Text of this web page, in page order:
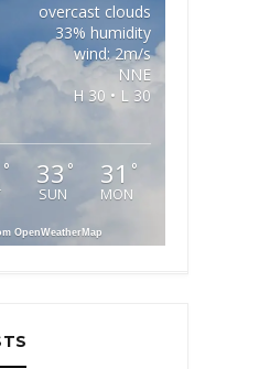
overcast clouds
33% humidity
wind: 2m/s
NNE
H 30 • L 30
° 33 °
SUN
31 °
MON
OpenWeatherMap